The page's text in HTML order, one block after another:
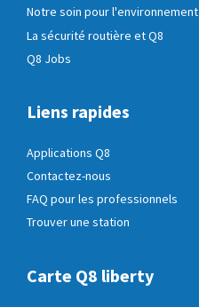
Notre soin pour l'environnement
La sécurité routière et Q8
Q8 Jobs
Liens rapides
Applications Q8
Contactez-nous
FAQ pour les professionnels
Trouver une station
Carte Q8 liberty